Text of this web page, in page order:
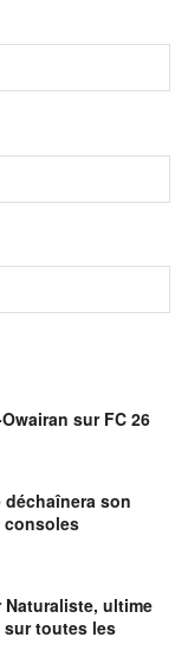
sur FC 26
déchaînera son
consoles
Naturaliste, ultime
toutes les